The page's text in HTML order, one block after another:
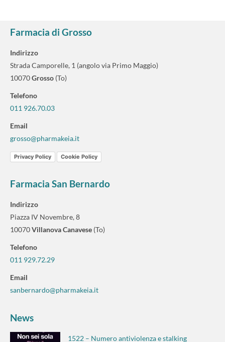
Farmacia di Grosso
Indirizzo
Strada Camporelle, 1 (angolo via Primo Maggio)
10070Grosso (To)
Telefono
011 926.70.03
Email
grosso@pharmakeia.it
Privacy Policy Cookie Policy
Farmacia San Bernardo
Indirizzo
Piazza IV Novembre, 8
10070Villanova Canavese (To)
Telefono
011 929.72.29
Email
sanbernardo@pharmakeia.it
News
1522 – Numero antiviolenza e stalking